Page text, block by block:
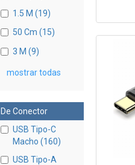
1.5 M (19)
50 Cm (15)
3 M (9)
mostrar todas
De Conector
USB Tipo-C
Macho (160)
USB Tipo-A